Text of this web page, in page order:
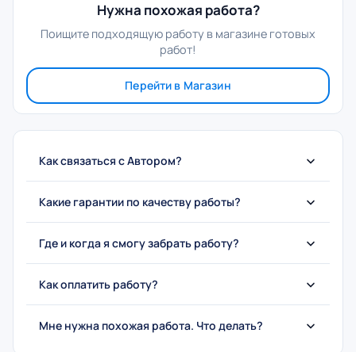
Нужна похожая работа?
Поищите подходящую работу в магазине готовых
работ!
Перейти в Магазин
Как связаться с Автором?
Какие гарантии по качеству работы?
Где и когда я смогу забрать работу?
Как оплатить работу?
Мне нужна похожая работа. Что делать?